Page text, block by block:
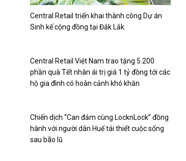
Central Retail triển khai thành công Dự án
Sinh kế cộng đồng tại Đắk Lắk
Central Retail Việt Nam trao tặng 5.200
phần quà Tết nhân ái trị giá 1 tỷ đồng tới các
hộ gia đình có hoàn cảnh khó khăn
Chiến dịch “Can đảm cùng LocknLock” đồng
hành với người dân Huế tái thiết cuộc sống
sau bão lũ